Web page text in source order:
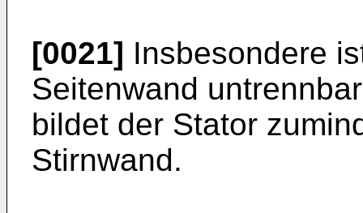
[0021] Insbesondere
Seitenwand
bildet der Stator
Stirnwand.